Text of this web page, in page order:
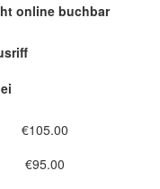
online buchbar
€105.00
€95.00